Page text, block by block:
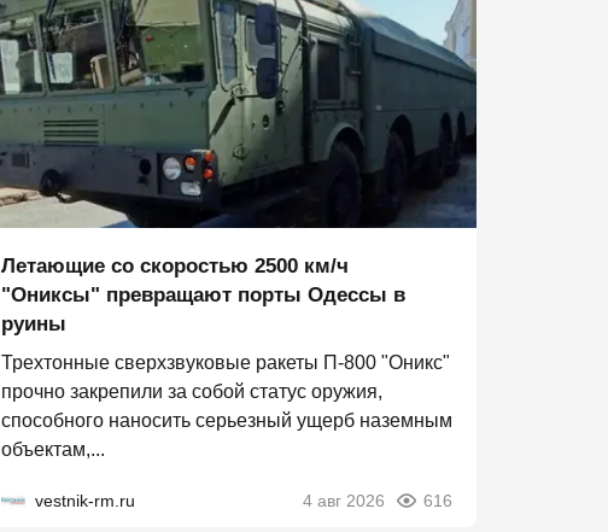
Летающие со скоростью 2500 км/ч
"Ониксы" превращают порты Одессы в
руины
Трехтонные сверхзвуковые ракеты П‑800 "Оникс"
прочно закрепили за собой статус оружия,
способного наносить серьезный ущерб наземным
объектам,...
vestnik-rm.ru 4 авг 2026 616